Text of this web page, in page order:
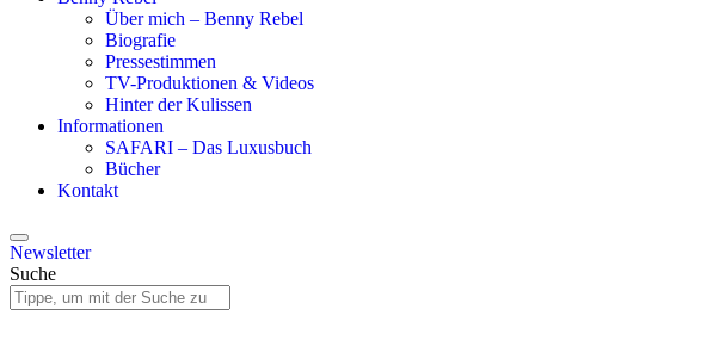
Über mich – Benny Rebel
Biografie
Pressestimmen
TV-Produktionen & Videos
Hinter der Kulissen
Informationen
SAFARI – Das Luxusbuch
Bücher
Kontakt
Newsletter
Suche